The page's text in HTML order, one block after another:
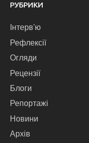
РУБРИКИ
Інтерв'ю
Рефлексії
Огляди
Рецензії
Блоги
Репортажі
Новини
Архів